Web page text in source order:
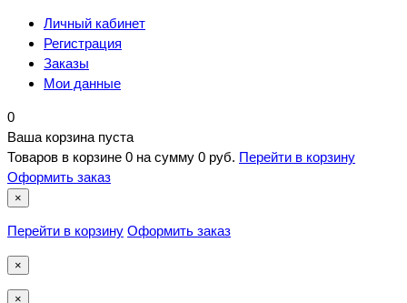
Личный кабинет
Регистрация
Заказы
Мои данные
0
Ваша корзина пуста
Товаров в корзине 0 на сумму 0 руб. Перейти в корзину
Оформить заказ
×
Перейти в корзину Оформить заказ
×
×